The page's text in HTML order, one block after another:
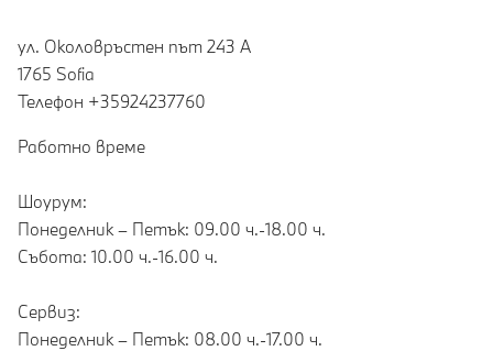
ул. Околовръстен път 243 А
1765 Sofia
Teлефон +35924237760
Работно време
Шоурум:
Понеделник – Петък: 09.00 ч.-18.00 ч.
Събота: 10.00 ч.-16.00 ч.
Сервиз:
Понеделник – Петък: 08.00 ч.-17.00 ч.